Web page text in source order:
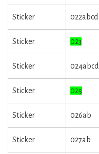
Sticker 022abcd
Sticker 023
Sticker 024abcd
Sticker 025
Sticker 026ab
Sticker 027ab